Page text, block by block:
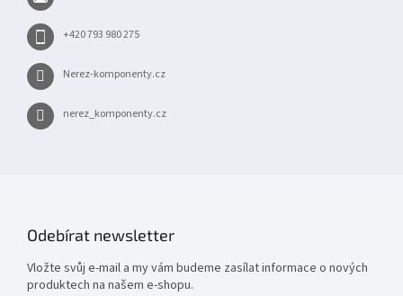
+420 793 980 275
Nerez-komponenty.cz
nerez_komponenty.cz
Odebírat newsletter
Vložte svůj e-mail a my vám budeme zasílat informace o nových
produktech na našem e-shopu.